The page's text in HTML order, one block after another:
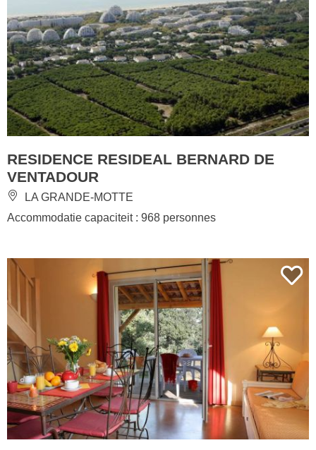
RESIDENCE RESIDEAL BERNARD DE
VENTADOUR
LA GRANDE-MOTTE
Accommodatie capaciteit : 968 personnes